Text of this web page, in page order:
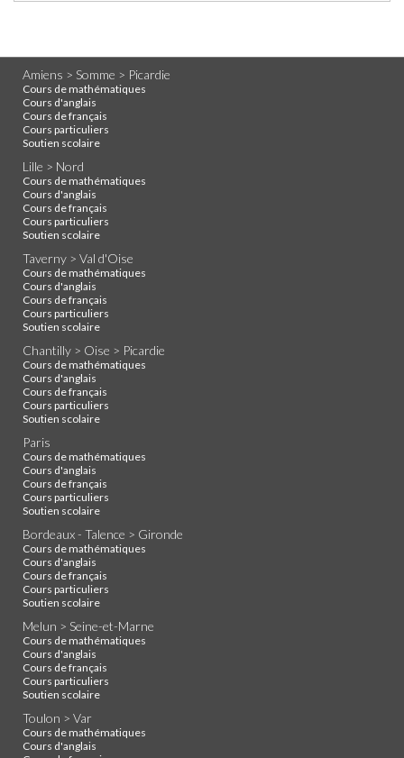
Amiens > Somme > Picardie
Cours de mathématiques
Cours d'anglais
Cours de français
Cours particuliers
Soutien scolaire
Lille > Nord
Cours de mathématiques
Cours d'anglais
Cours de français
Cours particuliers
Soutien scolaire
Taverny > Val d'Oise
Cours de mathématiques
Cours d'anglais
Cours de français
Cours particuliers
Soutien scolaire
Chantilly > Oise > Picardie
Cours de mathématiques
Cours d'anglais
Cours de français
Cours particuliers
Soutien scolaire
Paris
Cours de mathématiques
Cours d'anglais
Cours de français
Cours particuliers
Soutien scolaire
Bordeaux - Talence > Gironde
Cours de mathématiques
Cours d'anglais
Cours de français
Cours particuliers
Soutien scolaire
Melun > Seine-et-Marne
Cours de mathématiques
Cours d'anglais
Cours de français
Cours particuliers
Soutien scolaire
Toulon > Var
Cours de mathématiques
Cours d'anglais